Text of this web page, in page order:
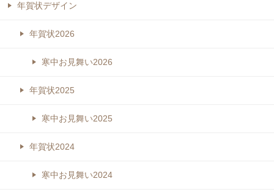
年賀状デザイン
年賀状2026
寒中お見舞い2026
年賀状2025
寒中お見舞い2025
年賀状2024
寒中お見舞い2024